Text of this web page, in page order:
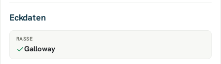
Eckdaten
RASSE
Galloway